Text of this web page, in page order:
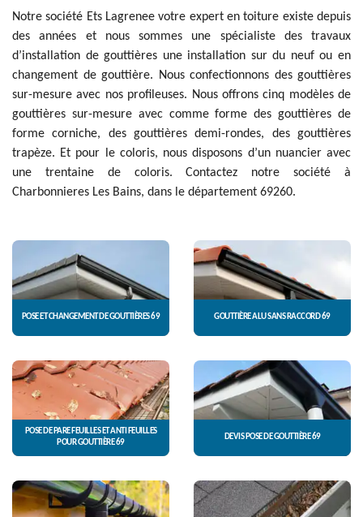
Notre société Ets Lagrenee votre expert en toiture existe depuis
des années et nous sommes une spécialiste des travaux
d’installation de gouttières une installation sur du neuf ou en
changement de gouttière. Nous confectionnons des gouttières
sur-mesure avec nos profileuses. Nous offrons cinq modèles de
gouttières sur-mesure avec comme forme des gouttières de
forme corniche, des gouttières demi-rondes, des gouttières
trapèze. Et pour le coloris, nous disposons d’un nuancier avec
une trentaine de coloris. Contactez notre société à
Charbonnieres Les Bains, dans le département 69260.
POSE ET CHANGEMENT DE GOUTTIÈRES 69 GOUTTIÈRE ALU SANS RACCORD 69
POSE DE PARE FEUILLES ET ANTI FEUILLES
POUR GOUTTIÈRE 69
DEVIS POSE DE GOUTTIÈRE 69